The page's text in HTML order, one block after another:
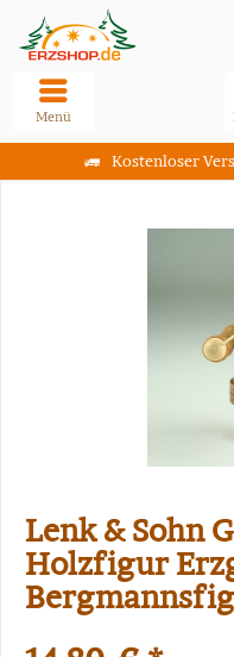
Kostenloser
Menü
Lenk & Sohn
Holzfigur